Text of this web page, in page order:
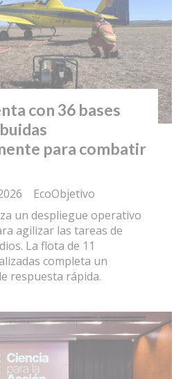
con 36 bases
para combatir
EcoObjetivo
un despliegue operativo
agilizar las tareas de
La flota de 11
completa un
respuesta rápida.